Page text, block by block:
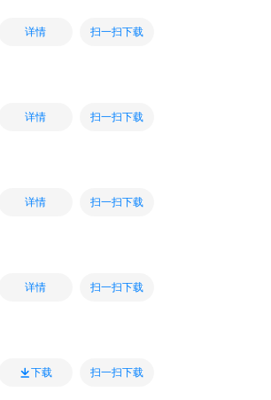
详情 扫一扫下载
详情 扫一扫下载
详情 扫一扫下载
详情 扫一扫下载
下载 扫一扫下载